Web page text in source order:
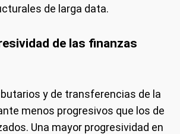
de larga data.
de las finanzas
y de transferencias de la
menos progresivos que los de
Una mayor progresividad en